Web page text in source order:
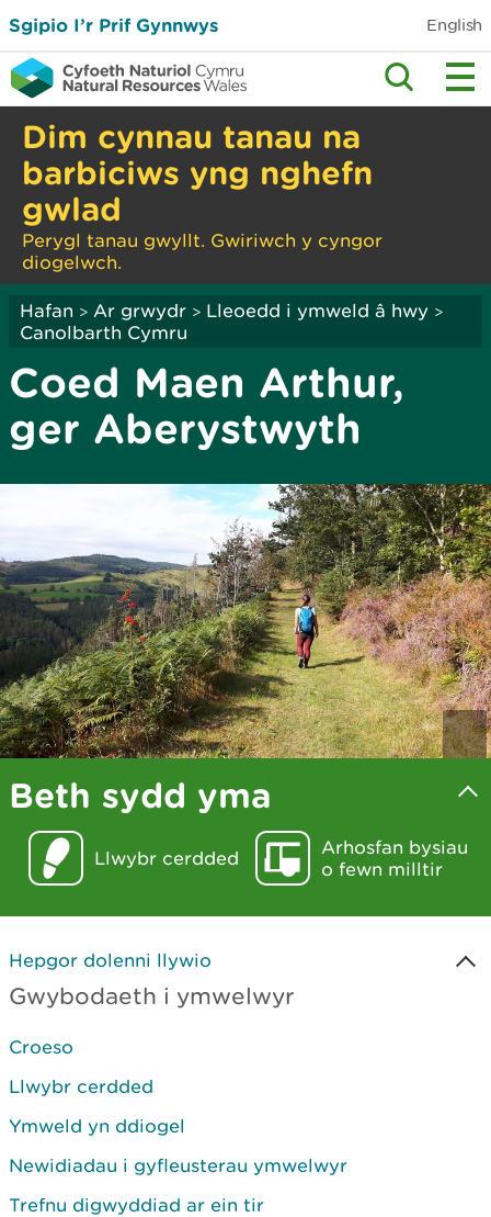
Sgipio I’r Prif Gynnwys English
Dim cynnau tanau na
barbiciws yng nghefn
gwlad
Perygl tanau gwyllt. Gwiriwch y cyngor
diogelwch.
Hafan > Ar grwydr > Lleoedd i ymweld â hwy >
Canolbarth Cymru
Coed Maen Arthur,
ger Aberystwyth
Beth sydd yma
Llwybr cerdded
Arhosfan bysiau
o fewn milltir
Hepgor dolenni llywio
Gwybodaeth i ymwelwyr
Croeso
Llwybr cerdded
Ymweld yn ddiogel
Newidiadau i gyfleusterau ymwelwyr
Trefnu digwyddiad ar ein tir